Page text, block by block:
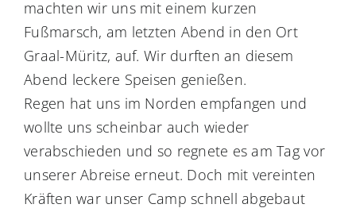
machten wir uns mit einem kurzen
Fußmarsch, am letzten Abend in den Ort
Graal-Müritz, auf. Wir durften an diesem
Abend leckere Speisen genießen.
Regen hat uns im Norden empfangen und
wollte uns scheinbar auch wieder
verabschieden und so regnete es am Tag vor
unserer Abreise erneut. Doch mit vereinten
Kräften war unser Camp schnell abgebaut